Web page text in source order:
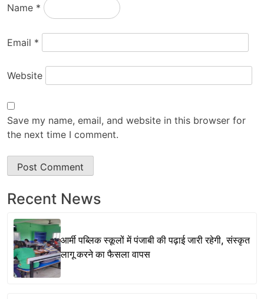
Name *
Email *
Website
Save my name, email, and website in this browser for
the next time I comment.
Recent News
आर्मी पब्लिक स्कूलों में पंजाबी की पढ़ाई जारी रहेगी, संस्कृत
लागू करने का फैसला वापस